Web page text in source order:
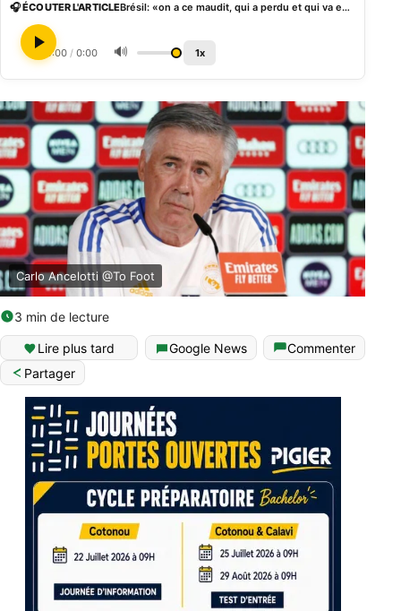
🎧 ÉCOUTER L'ARTICLE Brésil: «on a ce maudit, qui a perdu et qui va encore continuer», Romario réclame le départ d’Ancelotti
0:00 / 0:00 🔊 1x
Carlo Ancelotti @To Foot
3 min de lecture
Lire plus tard Google News
Commenter
Partager